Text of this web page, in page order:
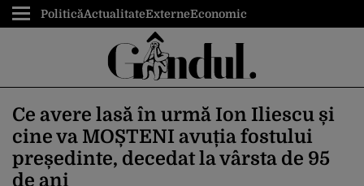
PoliticăActualitateExterneEconomic
Ce avere lasă în urmă Ion Iliescu și
cine va MOȘTENI avuția fostului
președinte, decedat la vârsta de 95
de ani